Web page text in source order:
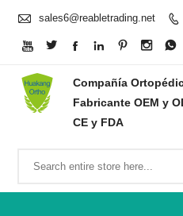
 sales6@reabletrading.net 
      
Compañía
Fabricante OEM y
CE y FDA